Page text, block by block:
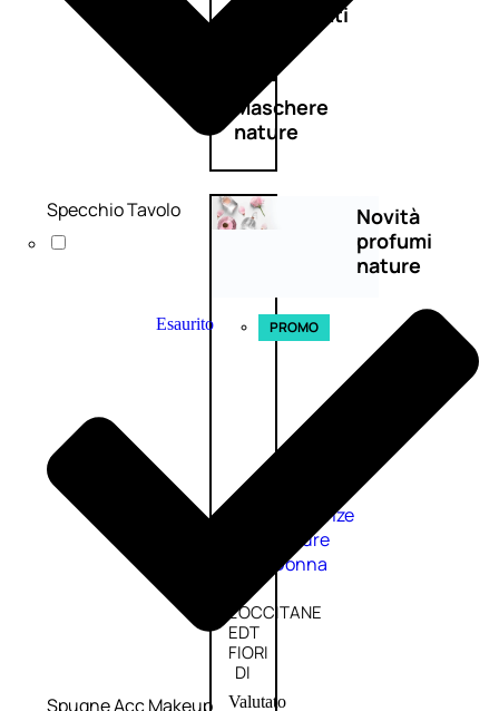
Trattamenti
Maschere
nature
Novità
profumi
nature
Esaurito PROMO
Fragranze
Nature
Donna
L’OCCITANE
EDT
FIORI
DI
Valutato
Specchio Tavolo
Spugne Acc Makeup